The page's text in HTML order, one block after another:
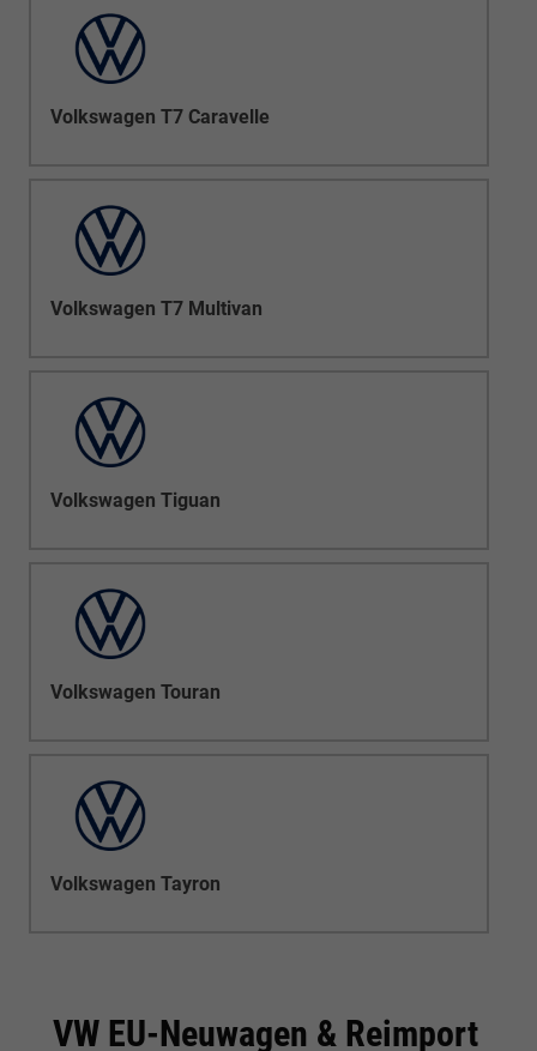
Volkswagen T7 Caravelle
Volkswagen T7 Multivan
Volkswagen Tiguan
Volkswagen Touran
Volkswagen Tayron
VW EU-Neuwagen & Reimport